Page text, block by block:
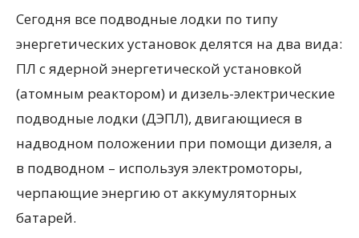
Сегодня все подводные лодки по типу
энергетических установок делятся на два вида:
ПЛ с ядерной энергетической установкой
(атомным реактором) и дизель-электрические
подводные лодки (ДЭПЛ), двигающиеся в
надводном положении при помощи дизеля, а
в подводном – используя электромоторы,
черпающие энергию от аккумуляторных
батарей.